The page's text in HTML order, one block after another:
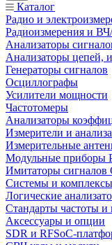
Каталог
Радио и
Радиоизмерения и
Анализаторы
Анализаторы цепей,
Генераторы сигналов
Осциллографы
Усилители мощности
Частотомеры
Анализаторы
Измерители и
Измерительные
Модульные приборы
Имитаторы
Системы и
Логические
Стандарты частоты и
Аксессуары и опции
SDR и